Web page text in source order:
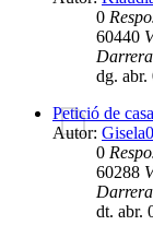
0
60440
dg. abr.
Petició de
Autor:
0
60288
dt. abr.